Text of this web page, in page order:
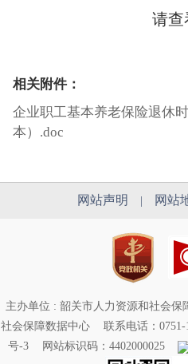
请查
相关附件：
企业职工基本养老保险退休
本）.doc
网站声明 网站
主办单位 : 韶关市人力资源和社会保
社会保障数据中心
联系电话：0751-
号-3
网站标识码：4402000025